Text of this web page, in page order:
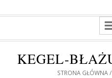
KEGEL-
STRONA GŁÓWNA